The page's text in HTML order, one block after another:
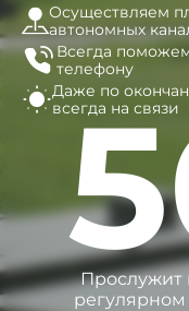
Осуществляем
автономных
Всегда
телефону
Даже по
всегда на связи
Прослужит